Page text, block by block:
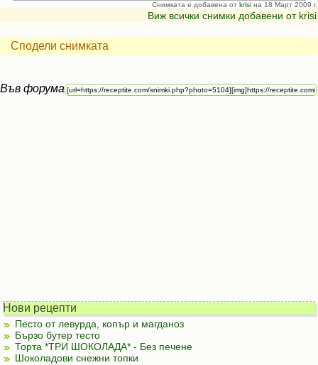
Снимката е добавена от krisi на 18 Март 2009 г.
Виж всички снимки добавени от krisi
Сподели снимката
Във форума
Нови рецепти
Песто от левурда, копър и магданоз
Бързо бутер тесто
Торта *ТРИ ШОКОЛАДА* - Без печене
Шоколадови снежни топки